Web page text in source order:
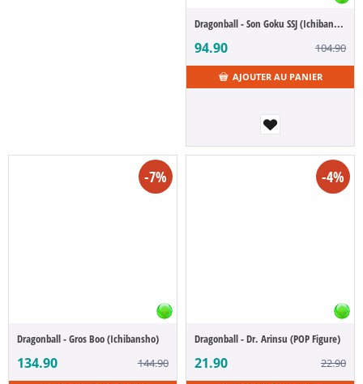
Dragonball - Son Goku SSJ (Ichibansho)
94.90 104.90
AJOUTER AU PANIER
-7%
Dragonball - Gros Boo (Ichibansho)
134.90 144.90
-4%
Dragonball - Dr. Arinsu (POP Figure)
21.90 22.90